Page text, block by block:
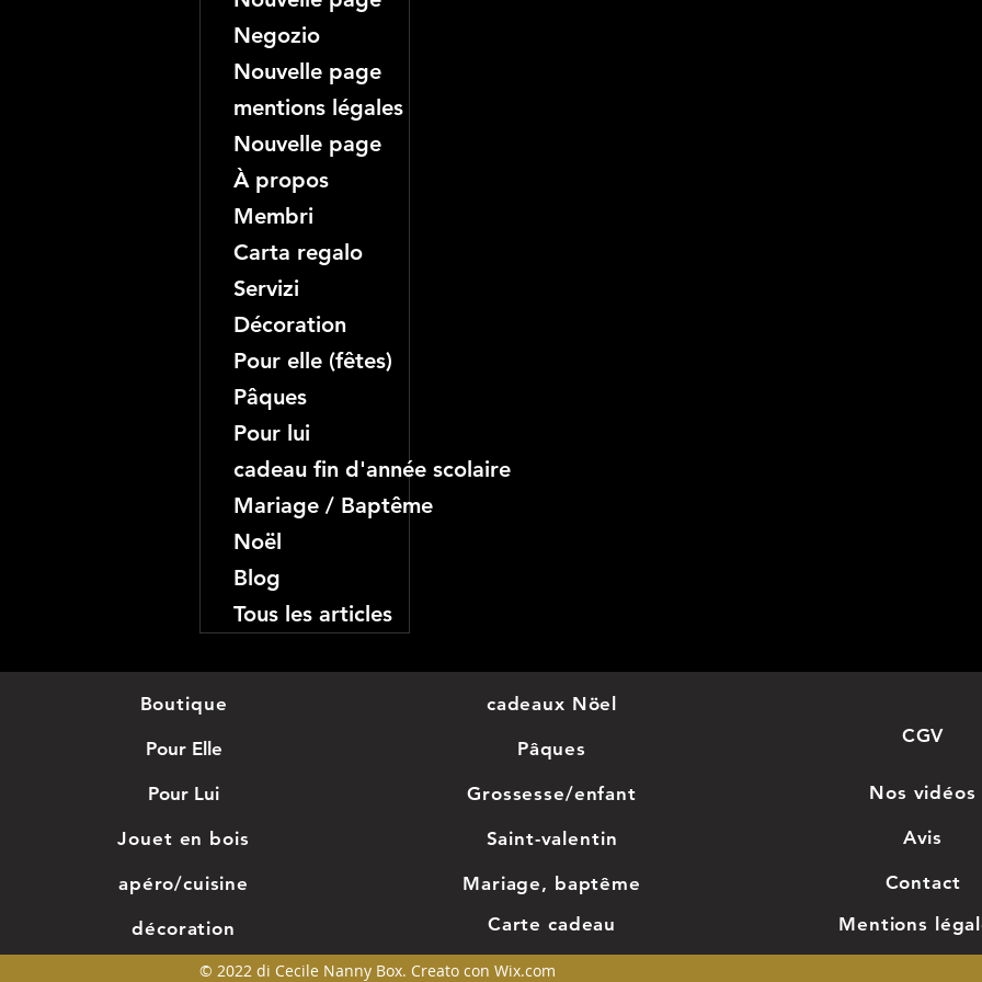
Negozio
Nouvelle page
mentions légales
Nouvelle page
À propos
Membri
Carta regalo
Servizi
Décoration
Pour elle (fêtes)
Pâques
Pour lui
cadeau fin d'année scolaire
Mariage / Baptême
Noël
Blog
Tous les articles
Boutique
Pour Elle
Pour Lui
Jouet en bois
apéro/cuisine
décoration
cadeaux Nöel
Pâques
Grossesse/enfant
Saint-valentin
Mariage, baptême
Carte cadeau
CGV
Nos vidéos
Avis
Contact
Mentions
© 2022 di Cecile Nanny Box. Creato con Wix.com